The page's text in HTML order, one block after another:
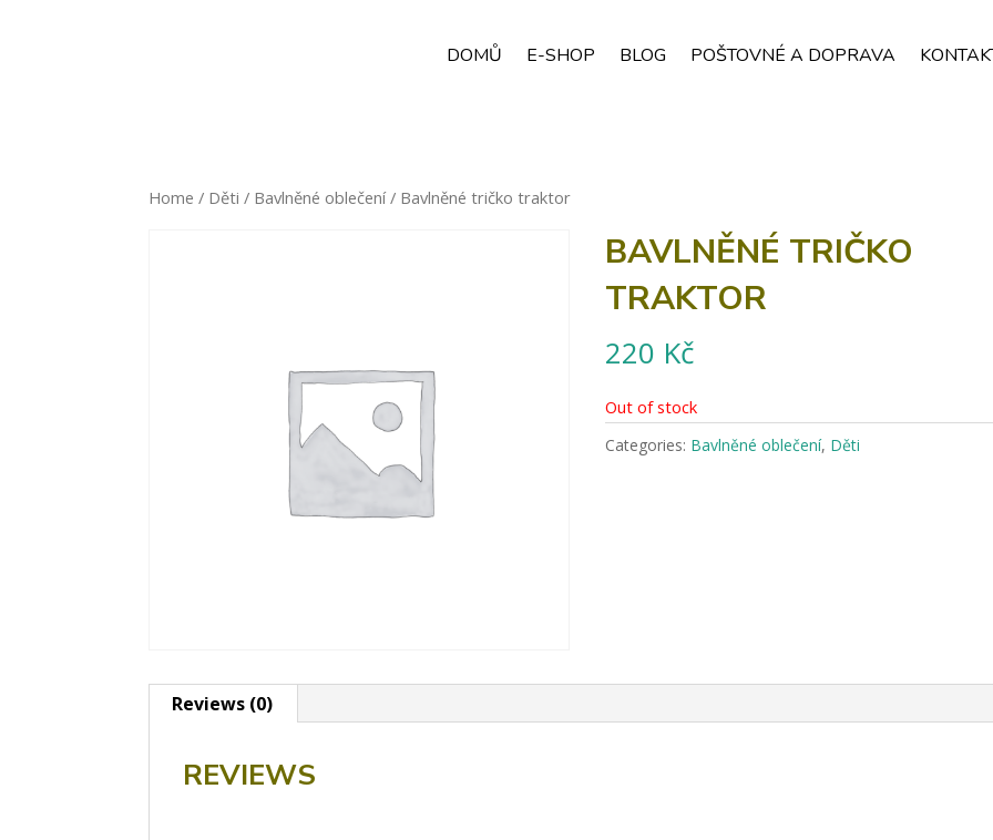
DOMŮ E-SHOP BLOG POŠTOVNÉ A DOPRAVA
Home / Děti / Bavlněné oblečení/ Bavlněné tričko traktor
BAVLNĚNÉ TRIČKO
TRAKTOR
220 Kč
Out of stock
Categories: Bavlněné oblečení, Děti
Reviews (0)
REVIEWS